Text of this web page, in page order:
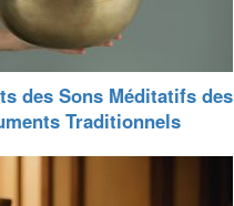
des Sons Méditatifs des
Traditionnels